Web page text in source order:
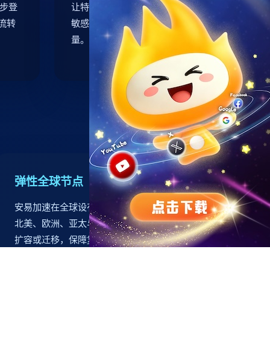
登
转
让特定程序走加速线路，既保障
敏感应用安全又减少不必要的流
量。
弹性全球节点
安易加速在全球设有380+弹性计算节点，覆盖
北美、欧洲、亚太与中东，基于实时监控自动
扩容或迁移，保障复杂地缘环境下依旧拥有稳